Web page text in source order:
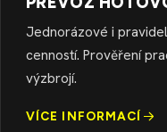
Jednorázové i
cenností. Prověření
výzbrojí.
VÍCE INFORMACÍ